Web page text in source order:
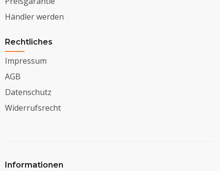
Händler werden
Rechtliches
Impressum
AGB
Datenschutz
Widerrufsrecht
Informationen